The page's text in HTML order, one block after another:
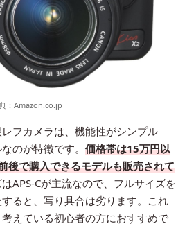
： Amazon.co.jp
フカメラは、機能性がシンプル
のが特徴です。 価格帯は15万円以
後で購入できるモデルも販売されて
APS-Cが主流なので、フルサイズを
ると、写り具合は劣ります。これ
えている初心者の方におすすめで